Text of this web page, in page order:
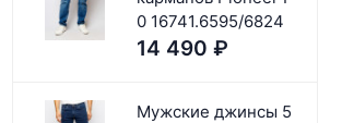
0 16741.6595/6824
14 490 ₽
Мужские джинсы 5